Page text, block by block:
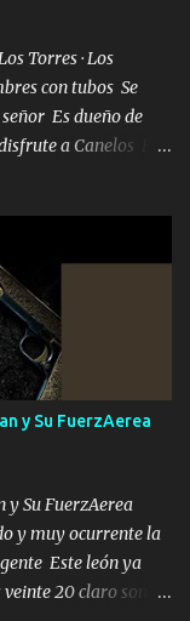
que llenar Se
Torres · Los
con tubos Se
Es dueño de
a Canelos Es
por eso hay
los deberes
tengo gente
7 arreglan
NOS HACE
FUE UN
SIEMPRE
Es el DOS de
y Su FuerzAerea
y Su FuerzAerea
y muy ocurrente la
Este león ya
20 claro son